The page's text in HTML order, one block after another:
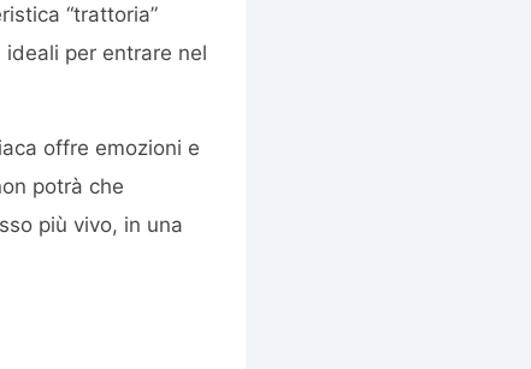
“trattoria”
per entrare nel
offre emozioni e
potrà che
più vivo, in una